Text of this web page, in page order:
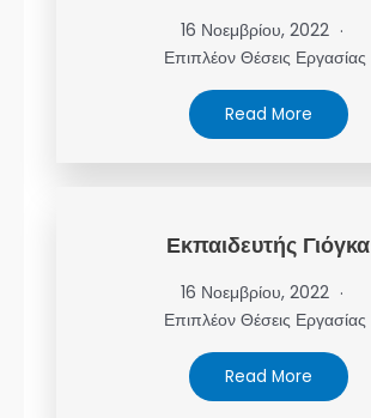
16 Νοεμβρίου, 2022
Επιπλέον Θέσεις Εργασίας
Read More
Εκπαιδευτής Γιόγκα
16 Νοεμβρίου, 2022
Επιπλέον Θέσεις Εργασίας
Read More